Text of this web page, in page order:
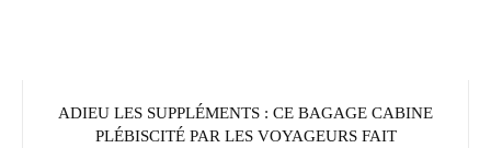
ADIEU LES SUPPLÉMENTS : CE BAGAGE CABINE
PLÉBISCITÉ PAR LES VOYAGEURS FAIT